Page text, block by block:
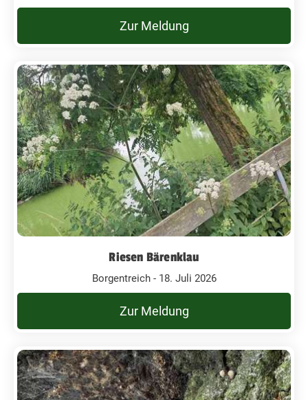
Zur Meldung
Riesen Bärenklau
Borgentreich - 18. Juli 2026
Zur Meldung